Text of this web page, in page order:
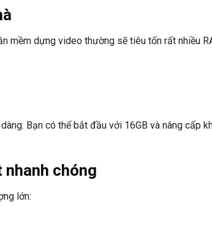
mềm dựng video thường sẽ tiêu tốn rất nhiều
Bạn có thể bắt đầu với 16GB và nâng cấp
chóng
lớn: